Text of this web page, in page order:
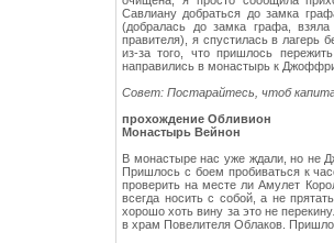
Савлиану добраться до замка
(добралась до замка графа, взяла
правителя), я спустилась в лагерь
из-за того, что пришлось
направились в монастырь к
Совет: Постарайтесь, чтоб
прохождение Обливион
Монастырь Вейнон
В монастыре нас уже ждали, но не
Пришлось с боем пробиваться к
проверить на месте ли Амулет
всегда носить с собой, а не
хорошо хоть вину за это не
в храм Повелителя Облаков.